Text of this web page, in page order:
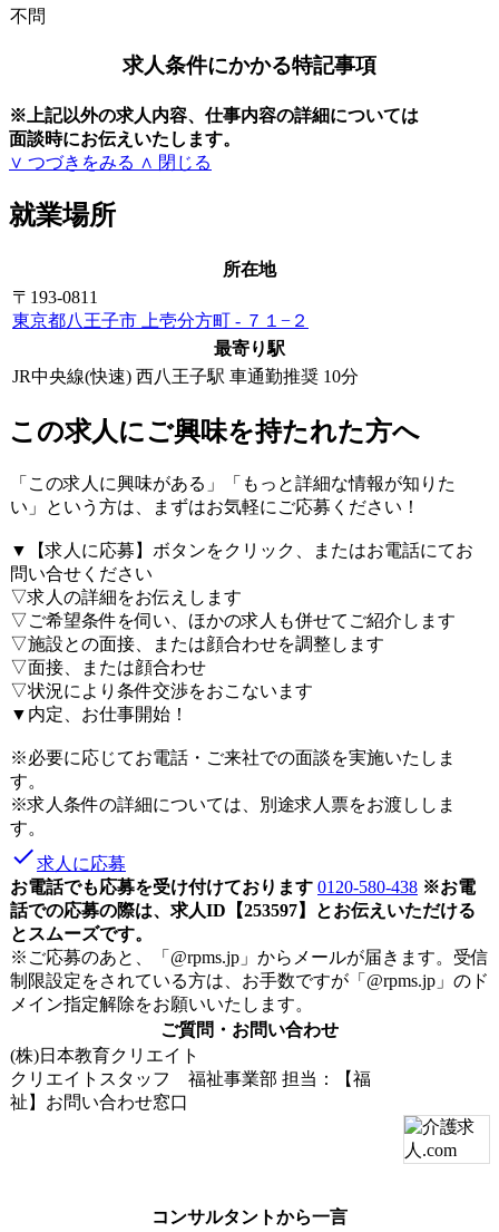
不問
求人条件にかかる特記事項
※上記以外の求人内容、仕事内容の詳細については
面談時にお伝えいたします。
∨ つづきをみる ∧ 閉じる
就業場所
所在地
〒193-0811
東京都八王子市 上壱分方町 - ７１−２
最寄り駅
JR中央線(快速) 西八王子駅 車通勤推奨 10分
この求人にご興味を持たれた方へ
「この求人に興味がある」「もっと詳細な情報が知りた
い」という方は、まずはお気軽にご応募ください！
▼【求人に応募】ボタンをクリック、またはお電話にてお
問い合せください
▽求人の詳細をお伝えします
▽ご希望条件を伺い、ほかの求人も併せてご紹介します
▽施設との面接、または顔合わせを調整します
▽面接、または顔合わせ
▽状況により条件交渉をおこないます
▼内定、お仕事開始！
※必要に応じてお電話・ご来社での面談を実施いたしま
す。
※求人条件の詳細については、別途求人票をお渡ししま
す。
done求人に応募
お電話でも応募を受け付けております 0120-580-438 ※お電
話での応募の際は、求人ID【253597】とお伝えいただける
とスムーズです。
※ご応募のあと、「@rpms.jp」からメールが届きます。受信
制限設定をされている方は、お手数ですが「@rpms.jp」のド
メイン指定解除をお願いいたします。
ご質問・お問い合わせ
(株)日本教育クリエイト
クリエイトスタッフ 福祉事業部 担当：【福
祉】お問い合わせ窓口
コンサルタントから一言